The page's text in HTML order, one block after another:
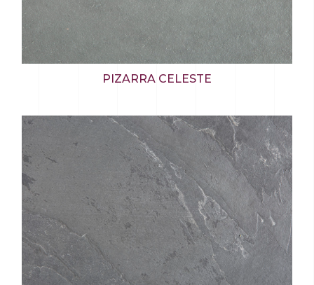
PIZARRA CELESTE